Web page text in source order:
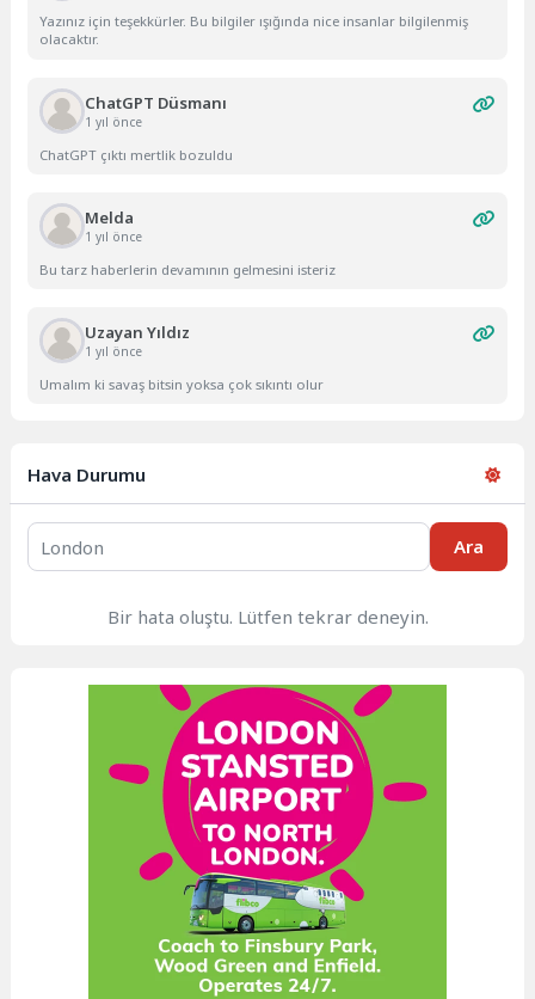
Yazınız için teşekkürler. Bu bilgiler ışığında nice insanlar bilgilenmiş
olacaktır.
ChatGPT Düsmanı
1 yıl önce
ChatGPT çıktı mertlik bozuldu
Melda
1 yıl önce
Bu tarz haberlerin devamının gelmesini isteriz
Uzayan Yıldız
1 yıl önce
Umalım ki savaş bitsin yoksa çok sıkıntı olur
Hava Durumu
Ara
Bir hata oluştu. Lütfen tekrar deneyin.